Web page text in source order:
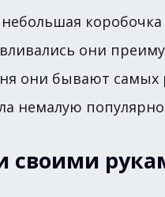
небольшая
они
они бывают самых
немалую
своими